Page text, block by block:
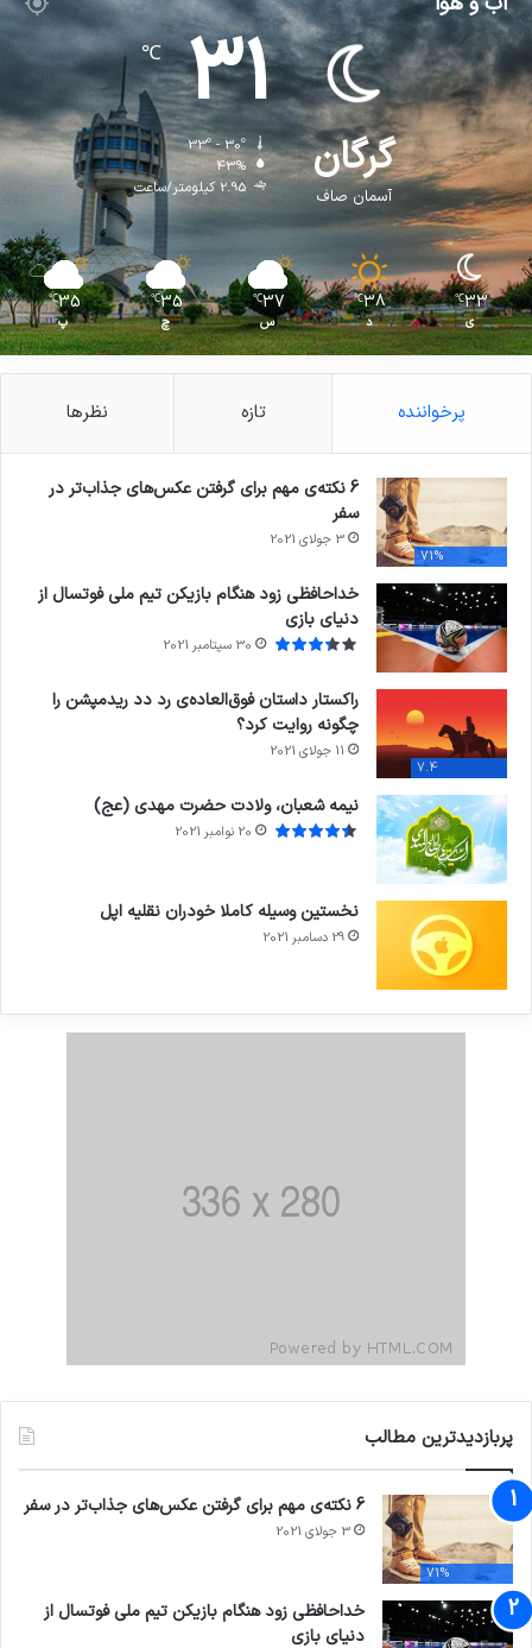
گرگان
آسمان صاف
31
℃
33º - 30º
43%
2.95 کیلومتر/ساعت
33
℃
ی
38
℃
د
37
℃
س
35
℃
چ
35
℃
پ
پرخواننده تازه نظرها
71%
6 نکته‌ی مهم برای گرفتن عکس‌های جذاب‌تر در
سفر
3 جولای 2021
خداحافظی زود هنگام بازیکن تیم ملی فوتسال از
دنیای بازی
30 سپتامبر 2021
7.4
راکستار داستان فوق‌العاده‌ی رد دد ریدمپشن را
چگونه روایت کرد؟
11 جولای 2021
نیمه شعبان، ولادت حضرت مهدی (عج)
20 نوامبر 2021
نخستین وسیله کاملا خودران نقلیه اپل
29 دسامبر 2021
پربازدیدترین مطالب
71%
6 نکته‌ی مهم برای گرفتن عکس‌های جذاب‌تر در سفر
3 جولای 2021
خداحافظی زود هنگام بازیکن تیم ملی فوتسال از
دنیای بازی